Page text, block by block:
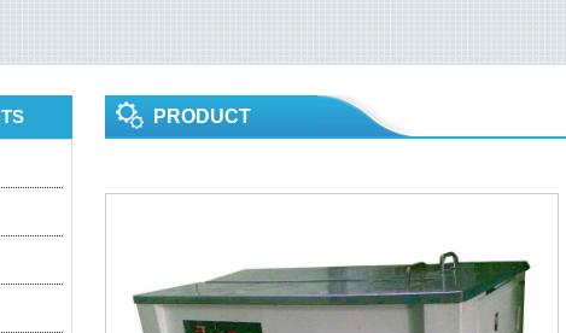
PRODUCT